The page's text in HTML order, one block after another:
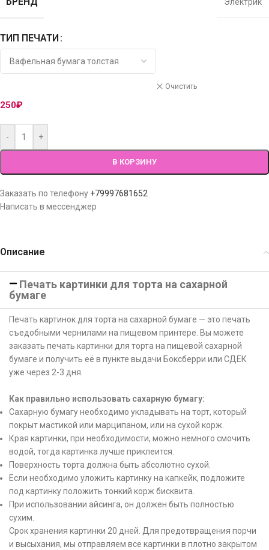
Электрик
ТИП ПЕЧАТИ
Очистить
250₽
- +
В КОРЗИНУ
Заказать по телефону +79997681652
Написать в мессенджер
Описание
Печать картинки для торта на сахарной
бумаге
Печать картинок для торта на сахарной бумаге — это печать
съедобными чернилами на пищевом принтере. Вы можете
заказать печать картинки для торта на пищевой сахарной
бумаге и получить её в пункте выдачи Боксберри или СДЕК
уже через 2-3 дня.
Как правильно использовать сахарную бумагу:
Сахарную бумагу необходимо укладывать на торт, который
покрыт мастикой или марципаном, или на сухой корж.
Края картинки, при необходимости, можно немного смочить
водой, тогда картинка лучше приклеится.
Поверхность торта должна быть абсолютно сухой.
Если необходимо уложить картинку на капкейк, подложите
под картинку положить тонкий корж бисквита.
При использовании айсинга, он должен быть полностью
сухим.
Срок хранения картинки 20 дней. Для предотвращения порчи
и высыхания, мы отправляем все картинки в плотно закрытом